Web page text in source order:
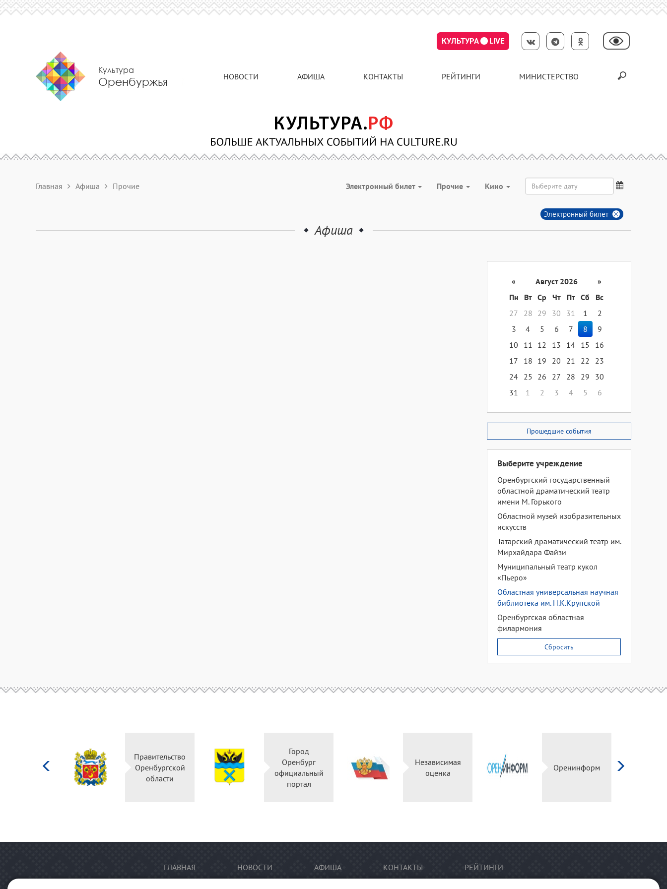
КУЛЬТУРА LIVE
Культура
Оренбуржья НОВОСТИ АФИША КОНТАКТЫ РЕЙТИНГИ МИНИСТЕРСТВО
Главная Афиша Прочие Электронный билет Прочие Кино
Электронный билет
Афиша
« Август 2026
»
Пн
Вт Ср Чт Пт Сб
Вс
27
28 29 30 31 1
2
3
4 5 6 7 8
9
10
11 12 13 14 15
16
17
18 19 20 21 22
23
24 25 26 27 28 29
30
31
1 2 3 4 5 6
Прошедшие события
Выберите учреждение
Оренбургский государственный
областной драматический театр
имени М. Горького
Областной музей изобразительных
искусств
Татарский драматический театр им.
Мирхайдара Файзи
Муниципальный театр кукол
«Пьеро»
Областная универсальная научная
библиотека им. Н.К.Крупской
Оренбургская областная
филармония
Сбросить
Правительство
Оренбургской
области
Город
Оренбург
официальный
портал
Независимая
оценка
Оренинформ
ГЛАВНАЯ НОВОСТИ АФИША КОНТАКТЫ РЕЙТИНГИ